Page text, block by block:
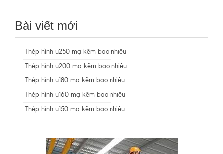
Bài viết mới
Thép hình u250 mạ kẽm bao nhiêu
Thép hình u200 mạ kẽm bao nhiêu
Thép hình u180 mạ kẽm bao nhiêu
Thép hình u160 mạ kẽm bao nhiêu
Thép hình u150 mạ kẽm bao nhiêu